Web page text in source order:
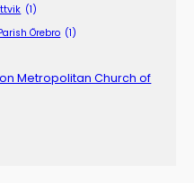
(1)
Örebro (1)
Metropolitan Church of